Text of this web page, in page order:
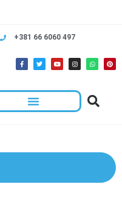
+381 66 6060 497